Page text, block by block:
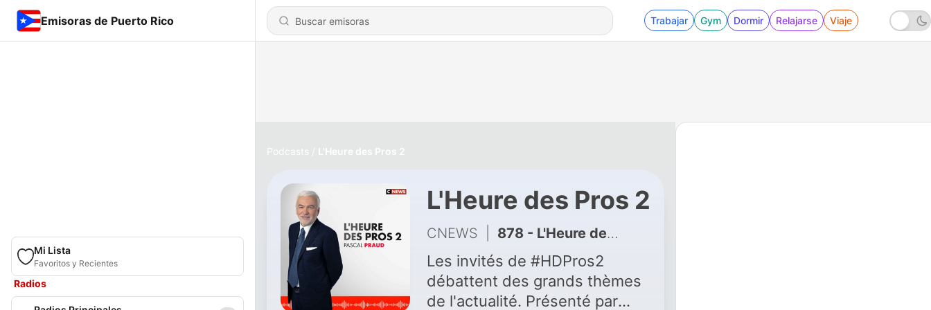
Emisoras de Puerto Rico Trabajar Gym Dormir Relajarse Viaje
Mi Lista
Favoritos y Recientes
Radios
Podcasts L'Heure des Pros 2
L'Heure des Pros 2
CNEWS 878 - L'Heure des Pros 2 (Émission du 14/07/2026)
Les invités de #HDPros2
débattent des grands thèmes
de l'actualité. Présenté par